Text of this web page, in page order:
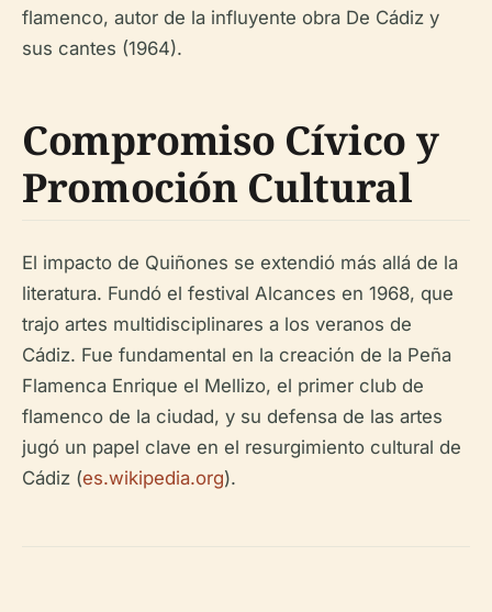
flamenco, autor de la influyente obra De Cádiz y
sus cantes (1964).
Compromiso Cívico y
Promoción Cultural
El impacto de Quiñones se extendió más allá de la
literatura. Fundó el festival Alcances en 1968, que
trajo artes multidisciplinares a los veranos de
Cádiz. Fue fundamental en la creación de la Peña
Flamenca Enrique el Mellizo, el primer club de
flamenco de la ciudad, y su defensa de las artes
jugó un papel clave en el resurgimiento cultural de
Cádiz (es.wikipedia.org).